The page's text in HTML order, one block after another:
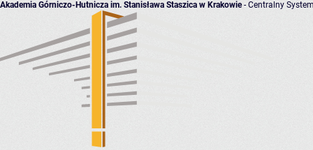
Akademia Górniczo-Hutnicza im. Stanisława Staszica w Krakowie- Centralny